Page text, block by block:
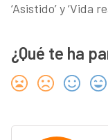
‘Asistido’ y ‘Vida
¿Qué te ha